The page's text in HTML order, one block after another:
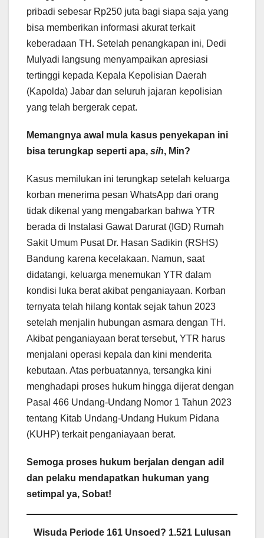
pribadi sebesar Rp250 juta bagi siapa saja yang
bisa memberikan informasi akurat terkait
keberadaan TH. Setelah penangkapan ini, Dedi
Mulyadi langsung menyampaikan apresiasi
tertinggi kepada Kepala Kepolisian Daerah
(Kapolda) Jabar dan seluruh jajaran kepolisian
yang telah bergerak cepat.
Memangnya awal mula kasus penyekapan ini
bisa terungkap seperti apa, sih, Min?
​Kasus memilukan ini terungkap setelah keluarga
korban menerima pesan WhatsApp dari orang
tidak dikenal yang mengabarkan bahwa YTR
berada di Instalasi Gawat Darurat (IGD) Rumah
Sakit Umum Pusat Dr. Hasan Sadikin (RSHS)
Bandung karena kecelakaan. Namun, saat
didatangi, keluarga menemukan YTR dalam
kondisi luka berat akibat penganiayaan. Korban
ternyata telah hilang kontak sejak tahun 2023
setelah menjalin hubungan asmara dengan TH.
Akibat penganiayaan berat tersebut, YTR harus
menjalani operasi kepala dan kini menderita
kebutaan. Atas perbuatannya, tersangka kini
menghadapi proses hukum hingga dijerat dengan
Pasal 466 Undang-Undang Nomor 1 Tahun 2023
tentang Kitab Undang-Undang Hukum Pidana
(KUHP) terkait penganiayaan berat.
​Semoga proses hukum berjalan dengan adil
dan pelaku mendapatkan hukuman yang
setimpal ya, Sobat!
Wisuda Periode 161 Unsoed? 1.521 Lulusan